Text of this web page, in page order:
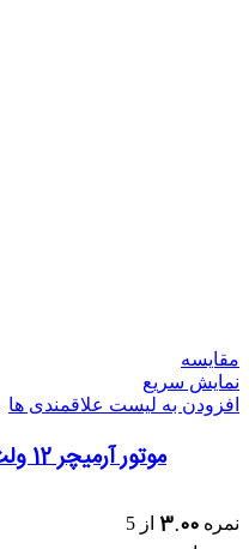
مقایسه
نمایش سریع
افزودن به لیست علاقمندی ها
موتور آرمیچر 12 ولت RS385 16000RPM
نمره 3.00 از 5